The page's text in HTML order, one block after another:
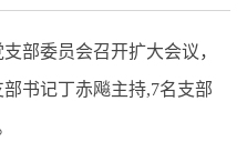
部委员会召开扩大会议，
部书记丁赤飚主持,7名支部